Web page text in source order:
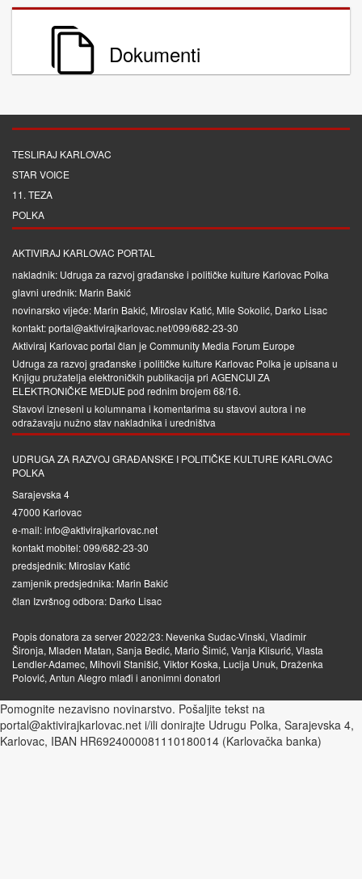
Dokumenti
TESLIRAJ KARLOVAC
STAR VOICE
11. TEZA
POLKA
AKTIVIRAJ KARLOVAC PORTAL
nakladnik: Udruga za razvoj građanske i političke kulture Karlovac Polka
glavni urednik: Marin Bakić
novinarsko vijeće: Marin Bakić, Miroslav Katić, Mile Sokolić, Darko Lisac
kontakt: portal@aktivirajkarlovac.net/099/682-23-30
Aktiviraj Karlovac portal član je Community Media Forum Europe
Udruga za razvoj građanske i političke kulture Karlovac Polka je upisana u
Knjigu pružatelja elektroničkih publikacija pri AGENCIJI ZA
ELEKTRONIČKE MEDIJEpod rednim brojem 68/16.
Stavovi izneseni u kolumnama i komentarima su stavovi autora i ne
odražavaju nužno stav nakladnika i uredništva
UDRUGA ZA RAZVOJ GRAĐANSKE I POLITIČKE KULTURE KARLOVAC
POLKA
Sarajevska 4
47000 Karlovac
e-mail: info@aktivirajkarlovac.net
kontakt mobitel: 099/682-23-30
predsjednik: Miroslav Katić
zamjenik predsjednika: Marin Bakić
član Izvršnog odbora: Darko Lisac
Popis donatora za server 2022/23: Nevenka Sudac-Vinski, Vladimir
Šironja, Mladen Matan, Sanja Bedić, Mario Šimić, Vanja Klisurić, Vlasta
Lendler-Adamec, Mihovil Stanišić, Viktor Koska, Lucija Unuk, Draženka
Polović, Antun Alegro mlađi i anonimni donatori
Pomognite nezavisno novinarstvo. Pošaljite tekst na
portal@aktivirajkarlovac.net i/ili donirajte Udrugu Polka, Sarajevska 4,
Karlovac, IBAN HR6924000081110180014 (Karlovačka banka)